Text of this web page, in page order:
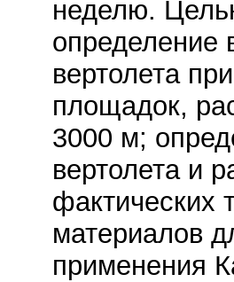
неделю.
определение
вертолета
площадок,
3000 м;
вертолета и
фактических
материалов
применения